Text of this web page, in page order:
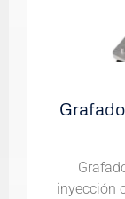
inyección